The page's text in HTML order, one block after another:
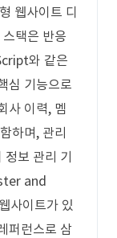
웹사이트 디
택은 반응
와 같은
심 기능으로
사 이력, 멤
하며, 관리
보 관리 기
and
사이트가 있
퍼런스로 삼